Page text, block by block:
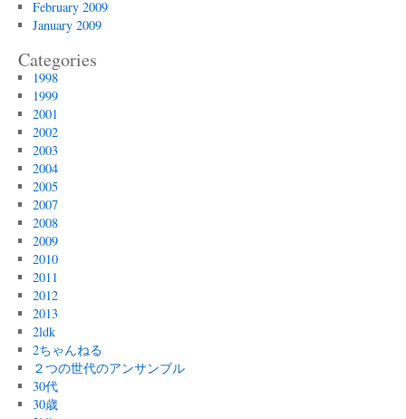
February 2009
January 2009
Categories
1998
1999
2001
2002
2003
2004
2005
2007
2008
2009
2010
2011
2012
2013
2ldk
2ちゃんねる
２つの世代のアンサンブル
30代
30歳